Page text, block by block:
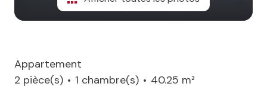
Appartement
2 pièce(s)
1 chambre(s)
40.25 m²